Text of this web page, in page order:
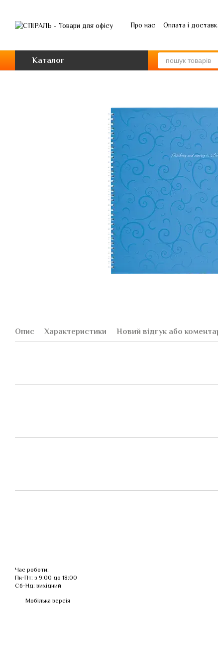
Про нас Оплата і
Каталог
Опис Характеристики Новий відгук або
Час роботи:
Пн-Пт: з 9:00 до 18:00
Сб-Нд: вихідний
Мобільна версія